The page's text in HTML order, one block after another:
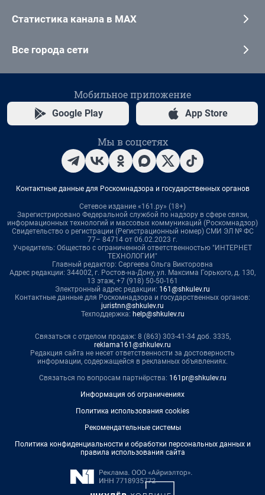
Статистика канала в MAX
Все города сети
Мобильное приложение
Google Play App Store
Мы в соцсетях
Контактные данные для Роскомнадзора и государственных органов
Сетевое издание «161.ру» (18+)
Зарегистрировано Федеральной службой по надзору в сфере связи,
информационных технологий и массовых коммуникаций (Роскомнадзор)
Свидетельство о регистрации (Регистрационный номер) СМИ ЭЛ № ФС
77– 84714 от 06.02.2023 г.
Учредитель: Общество с ограниченной ответственностью "ИНТЕРНЕТ
ТЕХНОЛОГИИ"
Главный редактор: Сергеева Ольга Викторовна
Адрес редакции: 344002, г. Ростов-на-Дону, ул. Максима Горького, д. 130,
13 этаж, +7 (918) 50-50-161
Электронный адрес редакции: 161@shkulev.ru
Контактные данные для Роскомнадзора и государственных органов:
juristnn@shkulev.ru
Техподдержка: help@shkulev.ru
Связаться с отделом продаж: 8 (863) 303-41-34 доб. 3335,
reklama161@shkulev.ru
Редакция сайта не несет ответственности за достоверность
информации, содержащейся в рекламных объявлениях.
Связаться по вопросам партнёрства: 161pr@shkulev.ru
Информация об ограничениях
Политика использования cookies
Рекомендательные системы
Политика конфиденциальности и обработки персональных данных и
правила использования сайта